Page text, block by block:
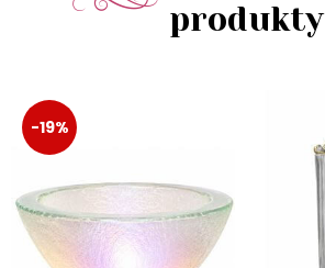
produkty
-19%